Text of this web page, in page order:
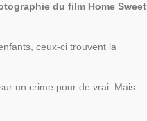
du film Home Sweet
ceux-ci trouvent la
un crime pour de vrai. Mais